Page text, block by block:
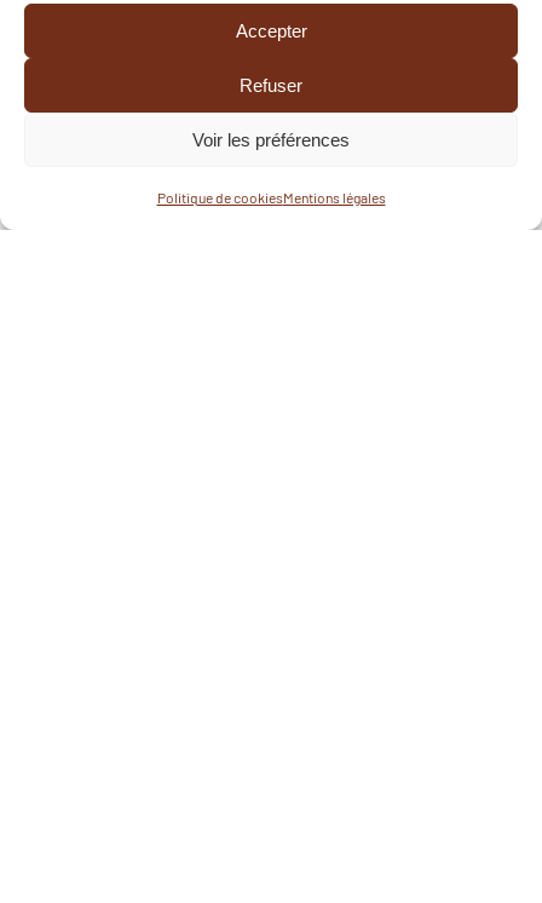
Accepter
Refuser
Voir les préférences
Politique de cookiesMentions légales
Aromatiques et Médicinales à Combrand…Après
une déambulation parmis les très nombreuses
variétés de plantes, nous avons découvert les
tisanes, sirops..;et bientôt des produits […]
LIRE L'ARTICLE